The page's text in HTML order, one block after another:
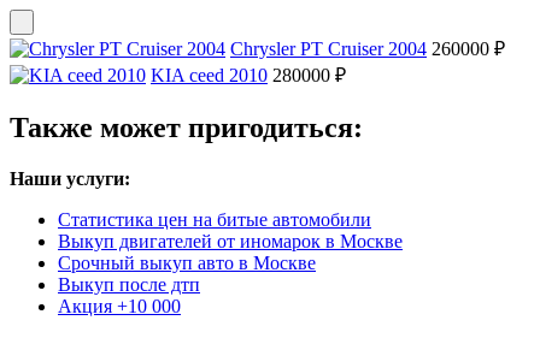
Chrysler PT Cruiser 2004 260000 ₽
KIA ceed 2010 280000 ₽
Также может пригодиться:
Наши услуги:
Статистика цен на битые автомобили
Выкуп двигателей от иномарок в Москве
Срочный выкуп авто в Москве
Выкуп после дтп
Акция +10 000